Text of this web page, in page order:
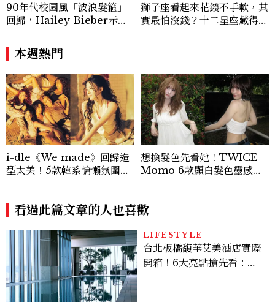
90年代校園風「波浪髮箍」
回歸，Hailey Bieber示範
u髮箍未開賣先爆紅！
獅子座看起來花錢不手軟，其
實最怕沒錢？十二星座藏得最
本週熱門
i-dle《We made》回歸造
型太美！5款韓系慵懶氛圍感
想換髮色先看她！TWICE
Momo 6款顯白髮色靈感推
看過此篇文章的人也喜歡
LIFESTYLE
台北板橋馥華艾美酒店實際
開箱！6大亮點搶先看：新